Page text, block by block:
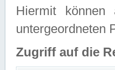
Hiermit können
untergeordneten
Zugriff auf die